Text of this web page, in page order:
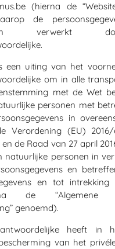
(hierna de
de
en verwerkt
een uiting van het
om in alle
met de Wet
personen met
in
Verordening (EU)
de Raad van 27 april
natuurlijke personen in
en
en tot intrekking
de “Algemene
genoemd).
heeft in
van het